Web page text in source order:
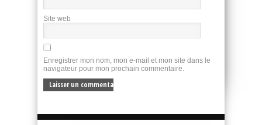
Site web
Enregistrer mon nom, mon e-mail et mon site dans le
navigateur pour mon prochain commentaire.